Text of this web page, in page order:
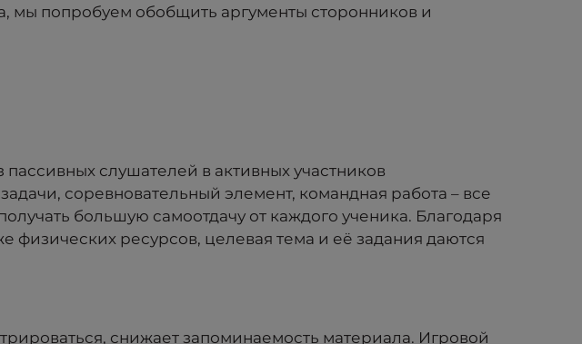
мы попробуем обобщить аргументы сторонников и
слушателей в активных участников
соревновательный элемент, командная работа – все
большую самоотдачу от каждого ученика. Благодаря
ресурсов, целевая тема и её задания даются
снижает запоминаемость материала. Игровой